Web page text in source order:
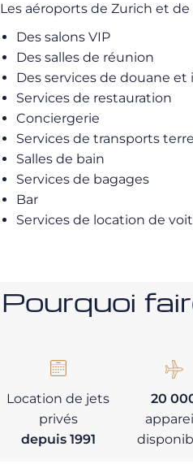
Les aéroports de Zurich et
Des salons VIP
Des salles de réunion
Des services de douane
Services de restauration
Conciergerie
Services de transports
Salles de bain
Services de bagages
Bar
Services de location de
Pourquoi
Location de jets
privés
depuis 1991
20